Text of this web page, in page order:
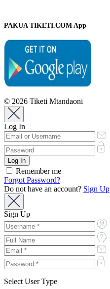
PAKUA TIKETI.COM App
© 2026 Tiketi Mtandaoni
Log In
Remember me
Forgot Password?
Do not have an account? Sign Up
Sign Up
Select User Type